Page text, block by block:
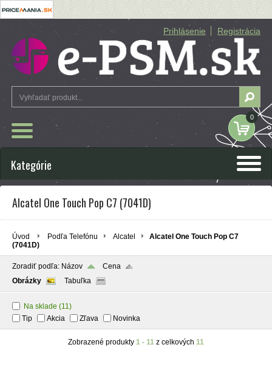
Prihlásenie Registrácia
0
Kategórie
Alcatel One Touch Pop C7 (7041D)
Úvod Podľa Telefónu Alcatel
Alcatel One Touch Pop C7
(7041D)
Zoradiť podľa: Názov
Cena
Obrázky
Tabuľka
Na sklade (11)
Tip
Akcia Zľava Novinka
Zobrazené produkty 1 - 11 z celkových 11